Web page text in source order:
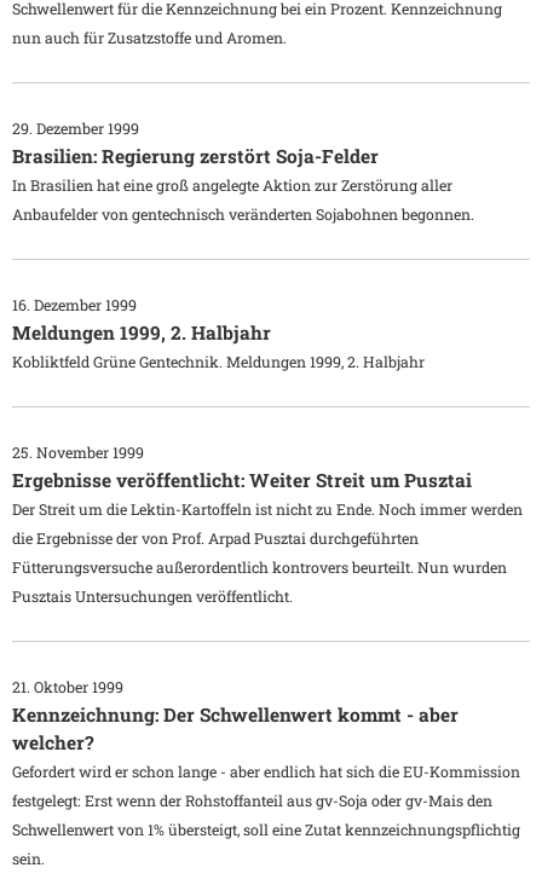
Schwellenwert für die Kennzeichnung bei ein Prozent. Kennzeichnung
nun auch für Zusatzstoffe und Aromen.
29. Dezember 1999
Brasilien: Regierung zerstört Soja-Felder
In Brasilien hat eine groß angelegte Aktion zur Zerstörung aller
Anbaufelder von gentechnisch veränderten Sojabohnen begonnen.
16. Dezember 1999
Meldungen 1999, 2. Halbjahr
Kobliktfeld Grüne Gentechnik. Meldungen 1999, 2. Halbjahr
25. November 1999
Ergebnisse veröffentlicht: Weiter Streit um Pusztai
Der Streit um die Lektin-Kartoffeln ist nicht zu Ende. Noch immer werden
die Ergebnisse der von Prof. Arpad Pusztai durchgeführten
Fütterungsversuche außerordentlich kontrovers beurteilt. Nun wurden
Pusztais Untersuchungen veröffentlicht.
21. Oktober 1999
Kennzeichnung: Der Schwellenwert kommt - aber
welcher?
Gefordert wird er schon lange - aber endlich hat sich die EU-Kommission
festgelegt: Erst wenn der Rohstoffanteil aus gv-Soja oder gv-Mais den
Schwellenwert von 1% übersteigt, soll eine Zutat kennzeichnungspflichtig
sein.